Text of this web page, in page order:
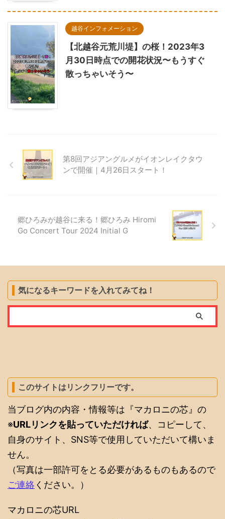
越谷インフォメーション
【北越谷元荒川堤】の桜！2023年3
月30日時点での開花状況〜もうすぐ
散っちゃいそう〜
第8回アジアングルメがイオンレイクタウ
ンで開催｜4月26日スタート！
郷ひろみが越谷に来る！郷ひろみ Hiromi
Go Concert Tour 2024 Initial G
気になるキーワードを入れてみてね！
このサイトはリンクフリーです。
当ブログ内の内容・情報等は『マカロニの芯』の
※URLリンクを貼っていただければ、コピーして、
自身のサイト、SNS等で使用していただいて構いま
せん。
（写真は一部許可をとる必要があるものもあるので
ご連絡 ください。）
マカロニの芯URL